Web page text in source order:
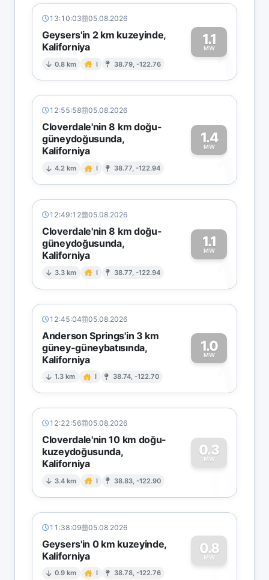
13:10:03 05.08.2026
Geysers'in 2 km kuzeyinde,
Kaliforniya
0.8 km I 38.79, -122.76
1.1
MW1
12:55:58 05.08.2026
Cloverdale'nin 8 km doğu-
güneydoğusunda,
Kaliforniya
4.2 km I 38.77, -122.94
1.4
MW
1
12:49:12 05.08.2026
Cloverdale'nin 8 km doğu-
güneydoğusunda,
Kaliforniya
3.3 km I 38.77, -122.94
1.1
MW
1
12:45:04 05.08.2026
Anderson Springs'in 3 km
güney-güneybatısında,
Kaliforniya
1.3 km I 38.74, -122.70
1.0
MW
1
12:22:56 05.08.2026
Cloverdale'nin 10 km doğu-
kuzeydoğusunda,
Kaliforniya
3.4 km I 38.83, -122.90
0.3
MW
0
11:38:09 05.08.2026
Geysers'in 0 km kuzeyinde,
Kaliforniya
0.9 km I 38.78, -122.76
0.8
MW